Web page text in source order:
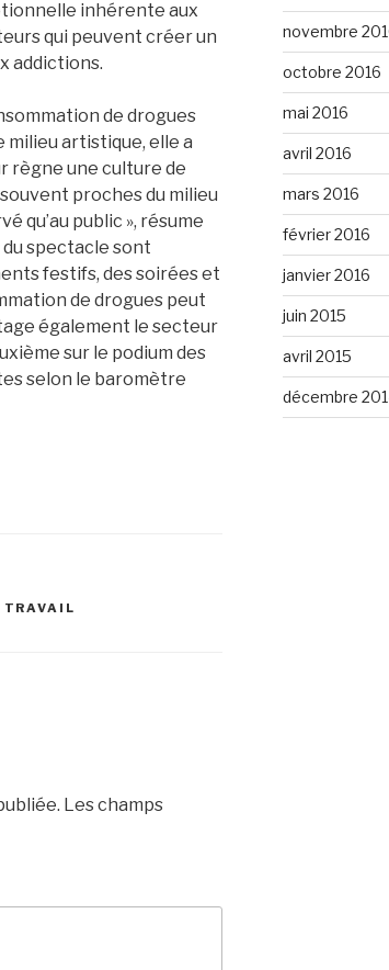
inhérente aux
qui peuvent créer un
addictions.
de drogues
artistique, elle a
règne une culture de
proches du milieu
qu’au public », résume
spectacle sont
festifs, des soirées et
de drogues peut
également le secteur
sur le podium des
selon le baromètre
TRAVAIL
Les champs
novembre
octobre 2016
mai 2016
avril 2016
mars 2016
février 2016
janvier 2016
juin 2015
avril 2015
décembre